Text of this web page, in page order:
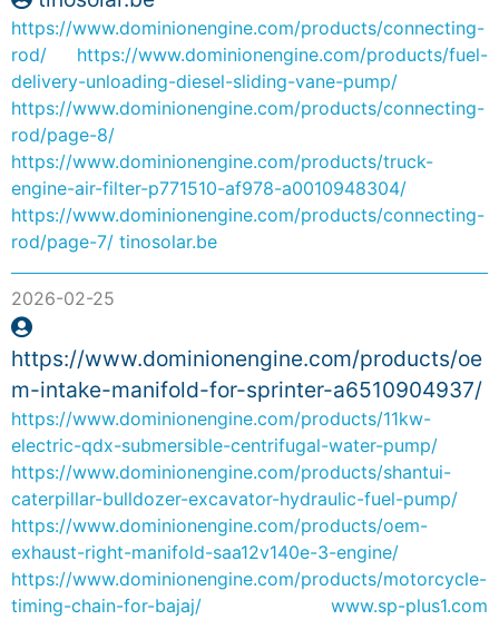
https://www.dominionengine.com/products/connecting-
rod/
https://www.dominionengine.com/products/fuel-
delivery-unloading-diesel-sliding-vane-pump/
https://www.dominionengine.com/products/connecting-
rod/page-8/
https://www.dominionengine.com/products/truck-
engine-air-filter-p771510-af978-a0010948304/
https://www.dominionengine.com/products/connecting-
rod/page-7/ tinosolar.be
2026-02-25
https://www.dominionengine.com/products/oe
m-intake-manifold-for-sprinter-a6510904937/
https://www.dominionengine.com/products/11kw-
electric-qdx-submersible-centrifugal-water-pump/
https://www.dominionengine.com/products/shantui-
caterpillar-bulldozer-excavator-hydraulic-fuel-pump/
https://www.dominionengine.com/products/oem-
exhaust-right-manifold-saa12v140e-3-engine/
https://www.dominionengine.com/products/motorcycle-
timing-chain-for-bajaj/
www.sp-plus1.com